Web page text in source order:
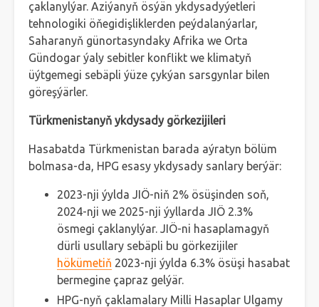
çaklanylýar. Aziýanyň ösýän ykdysadyýetleri
tehnologiki öňegidişliklerden peýdalanýarlar,
Saharanyň günortasyndaky Afrika we Orta
Gündogar ýaly sebitler konflikt we klimatyň
üýtgemegi sebäpli ýüze çykýan sarsgynlar bilen
göreşýärler.
Türkmenistanyň ykdysady görkezijileri
Hasabatda Türkmenistan barada aýratyn bölüm
bolmasa-da, HPG esasy ykdysady sanlary berýär:
2023-nji ýylda JIÖ-niň 2% ösüşinden soň,
2024-nji we 2025-nji ýyllarda JIÖ 2.3%
ösmegi çaklanylýar. JIÖ-ni hasaplamagyň
dürli usullary sebäpli bu görkezijiler
hökümetiň 2023-nji ýylda 6.3% ösüşi hasabat
bermegine çapraz gelýär.
HPG-nyň çaklamalary Milli Hasaplar Ulgamy